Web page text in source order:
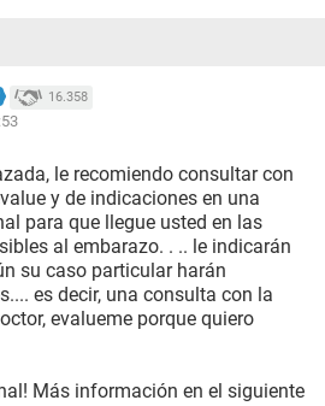
16.358
le recomiendo consultar con
y de indicaciones en una
para que llegue usted en las
al embarazo. . .. le indicarán
su caso particular harán
es decir, una consulta con la
evalueme porque quiero
Más información en el siguiente